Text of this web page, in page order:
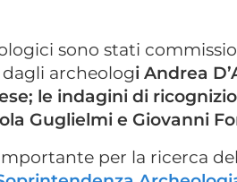
sono stati
archeologi Andrea
le indagini di
Guglielmi e Giovanni
per la ricerca